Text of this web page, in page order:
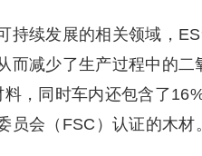
持续发展的相关领域，
而减少了生产过程中的
，同时车内还包含了
会（FSC）认证的木材